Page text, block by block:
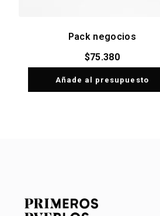
Pack negocios
$75.380
Añade al presupuesto